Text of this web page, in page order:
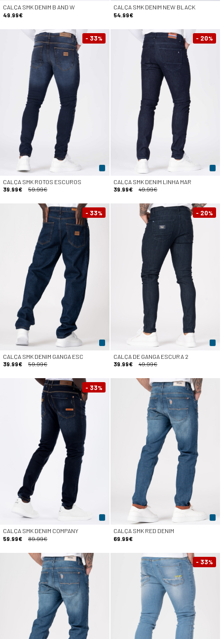
CALÇA SMK DENIM B AND W
49.99€
CALÇA SMK DENIM NEW BLACK
54.99€
- 33%
CALÇA SMK ROTOS ESCUROS
39.99€
59.99€
- 20%
CALÇA SMK DENIM LINHA MAR
39.99€
49.99€
- 33%
CALÇA SMK DENIM GANGA ESC
39.99€
59.99€
- 20%
CALÇA DE GANGA ESCURA 2
39.99€
49.99€
- 33%
CALÇA SMK DENIM COMPANY
59.99€
89.99€
CALÇA SMK RED DENIM
69.99€
- 33%